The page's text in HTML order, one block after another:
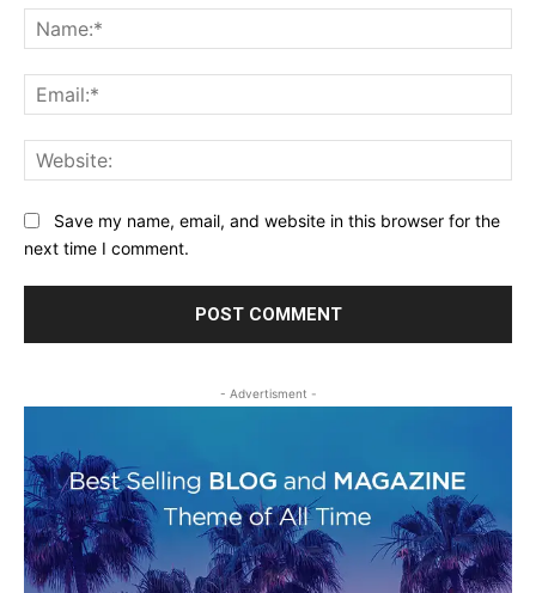
Save my name, email, and website in this browser for the
next time I comment.
- Advertisment -